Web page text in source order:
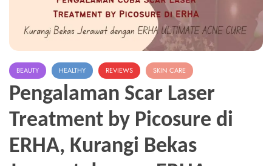
BEAUTY HEALTHY REVIEWS SKIN CARE
Pengalaman Scar Laser
Treatment by Picosure di
ERHA, Kurangi Bekas